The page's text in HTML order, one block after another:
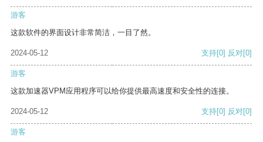
游客
这款软件的界面设计非常简洁，一目了然。
2024-05-12 支持[0] 反对[0]
游客
这款加速器VPM应用程序可以给你提供最高速度和安全性的连接。
2024-05-12 支持[0] 反对[0]
游客